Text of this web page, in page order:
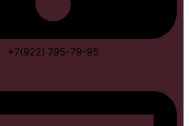
+7(922) 795-79-95